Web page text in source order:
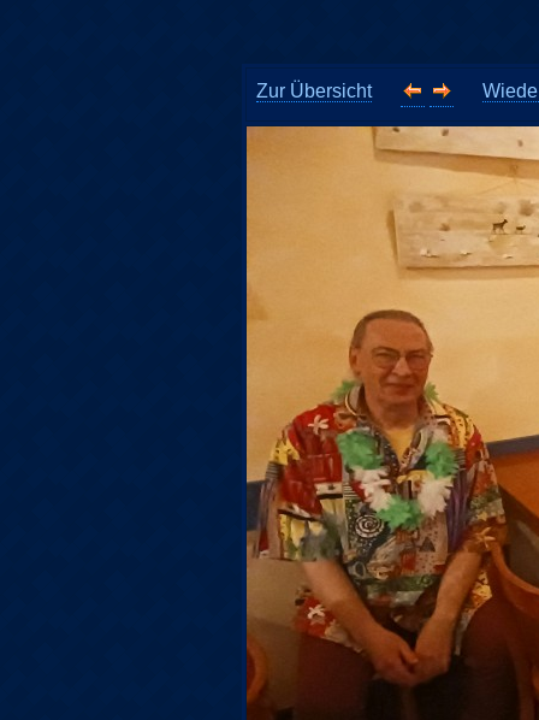
Zur Übersicht